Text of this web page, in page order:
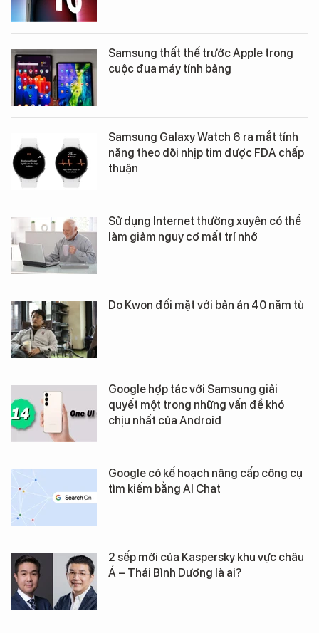
Samsung thất thế trước Apple trong
cuộc đua máy tính bảng
Samsung Galaxy Watch 6 ra mắt tính
năng theo dõi nhịp tim được FDA chấp
thuận
Sử dụng Internet thường xuyên có thể
làm giảm nguy cơ mất trí nhớ
Do Kwon đối mặt với bản án 40 năm tù
Google hợp tác với Samsung giải
quyết một trong những vấn đề khó
chịu nhất của Android
Google có kế hoạch nâng cấp công cụ
tìm kiếm bằng AI Chat
2 sếp mới của Kaspersky khu vực châu
Á – Thái Bình Dương là ai?